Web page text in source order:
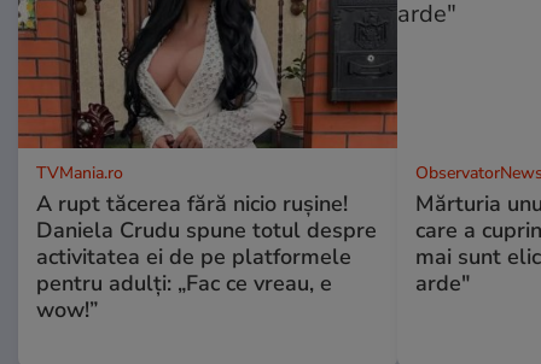
TVMania.ro
A rupt tăcerea fără nicio rușine!
Daniela Crudu spune totul despre
activitatea ei de pe platformele
pentru adulți: „Fac ce vreau, e
wow!”
Mărturia
care a
mai sunt
arde"